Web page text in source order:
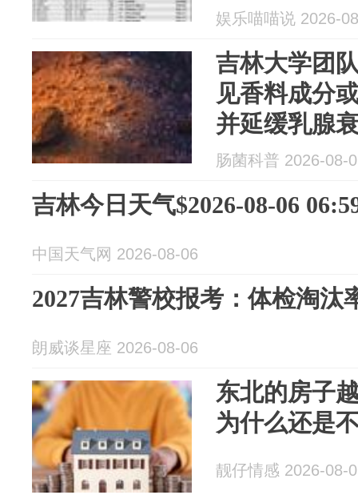
娱乐喵喵说 2026-
吉林大学团
见香料成分
并延缓乳腺
肠菌科普 2026-08-
吉林今日天气$2026-08-06
中国天气网 2026-08-06
2027吉林警校报考：体检淘汰
朗威谈星座 2026-08-06
东北的房子
为什么还是
靓仔情感 2026-08-